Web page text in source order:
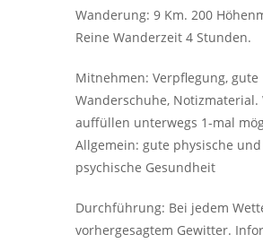
Wanderung: 9 Km. 200
Reine Wanderzeit 4 Stunden.
Mitnehmen: Verpflegung, gute
Wanderschuhe, Notizmaterial.
auffüllen unterwegs 1-mal
Allgemein: gute physische und
psychische Gesundheit
Durchführung: Bei jedem
vorhergesagtem Gewitter.